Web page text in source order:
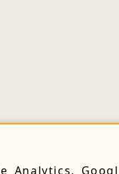
Analytics,